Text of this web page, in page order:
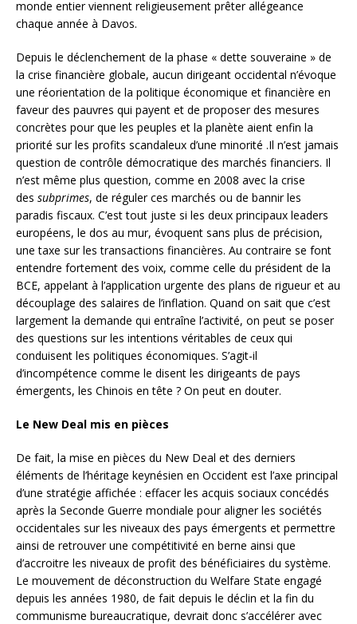
monde entier viennent religieusement prêter allégeance
chaque année à Davos.
Depuis le déclenchement de la phase « dette souveraine » de
la crise financière globale, aucun dirigeant occidental n’évoque
une réorientation de la politique économique et financière en
faveur des pauvres qui payent et de proposer des mesures
concrètes pour que les peuples et la planète aient enfin la
priorité sur les profits scandaleux d’une minorité .Il n’est jamais
question de contrôle démocratique des marchés financiers. Il
n’est même plus question, comme en 2008 avec la crise
des subprimes, de réguler ces marchés ou de bannir les
paradis fiscaux. C’est tout juste si les deux principaux leaders
européens, le dos au mur, évoquent sans plus de précision,
une taxe sur les transactions financières. Au contraire se font
entendre fortement des voix, comme celle du président de la
BCE, appelant à l’application urgente des plans de rigueur et au
découplage des salaires de l’inflation. Quand on sait que c’est
largement la demande qui entraîne l’activité, on peut se poser
des questions sur les intentions véritables de ceux qui
conduisent les politiques économiques. S’agit-il
d’incompétence comme le disent les dirigeants de pays
émergents, les Chinois en tête ? On peut en douter.
Le New Deal mis en pièces
De fait, la mise en pièces du New Deal et des derniers
éléments de l’héritage keynésien en Occident est l’axe principal
d’une stratégie affichée : effacer les acquis sociaux concédés
après la Seconde Guerre mondiale pour aligner les sociétés
occidentales sur les niveaux des pays émergents et permettre
ainsi de retrouver une compétitivité en berne ainsi que
d’accroitre les niveaux de profit des bénéficiaires du système.
Le mouvement de déconstruction du Welfare State engagé
depuis les années 1980, de fait depuis le déclin et la fin du
communisme bureaucratique, devrait donc s’accélérer avec